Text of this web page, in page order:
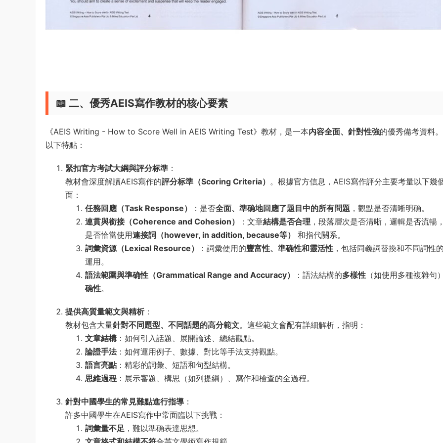
📖 二、優秀AEIS寫作教材的核心要素
《AEIS Writing - How to Score Well in AEIS Writing Test》教材，是一本内容全面、針對性強的優秀備考資料
以下特點：
緊扣官方考試大綱與評分标準 ：
教材會深度解讀AEIS寫作的評分标準（Scoring Criteria） 。根據官方信息，AEIS寫作評分主要考量以下幾
面：
任務回應（Task Response）
：是否全面、準确地回應了題目中的所有問題 ，觀點是否清晰明确。
連貫與銜接（Coherence and Cohesion）
：文章結構是否合理 ，段落層次是否清晰，邏輯是否流暢
是否恰當使用連接詞（however, in addition, because等）
和指代關系。
詞彙資源（Lexical Resource）
：詞彙使用的豐富性、準确性和靈活性 ，包括同義詞替換和不同詞性
運用。
語法範圍與準确性（Grammatical Range and Accuracy）
：語法結構的多樣性 （如使用多種複雜句
确性。
提供高質量範文與精析：
教材包含大量針對不同題型、不同話題的高分範文。這些範文會配有詳細解析，指明：
文章結構 ：如何引入話題、展開論述、總結觀點。
論證手法：如何運用例子、數據、對比等手法支持觀點。
語言亮點 ：精彩的詞彙、短語和句型結構。
思維過程 ：展示審題、構思（如列提綱）、寫作和檢查的全過程。
針對中國學生的常見難點進行指導 ：
許多中國學生在AEIS寫作中常面臨以下挑戰：
詞彙量不足 ，難以準确表達思想。